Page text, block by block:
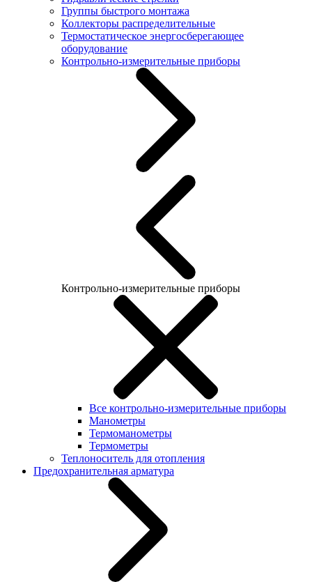
Группы быстрого монтажа
Коллекторы распределительные
Термостатическое энергосберегающее
оборудование
Контрольно-измерительные приборы
Контрольно-измерительные приборы
Все контрольно-измерительные приборы
Манометры
Термоманометры
Термометры
Теплоноситель для отопления
Предохранительная арматура